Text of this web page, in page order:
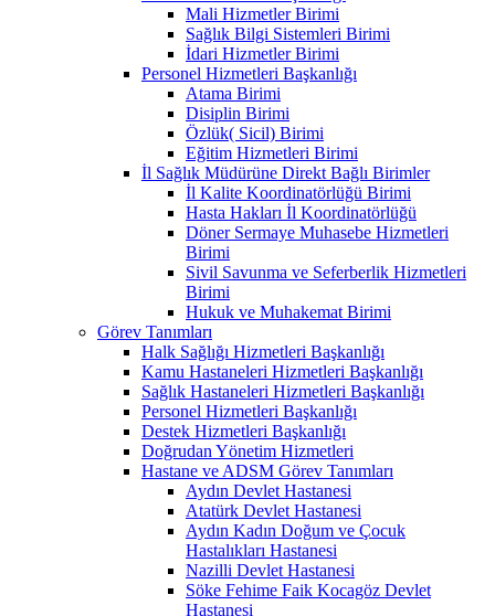
Mali Hizmetler Birimi
Sağlık Bilgi Sistemleri Birimi
İdari Hizmetler Birimi
Personel Hizmetleri Başkanlığı
Atama Birimi
Disiplin Birimi
Özlük( Sicil) Birimi
Eğitim Hizmetleri Birimi
İl Sağlık Müdürüne Direkt Bağlı Birimler
İl Kalite Koordinatörlüğü Birimi
Hasta Hakları İl Koordinatörlüğü
Döner Sermaye Muhasebe Hizmetleri
Birimi
Sivil Savunma ve Seferberlik Hizmetleri
Birimi
Hukuk ve Muhakemat Birimi
Görev Tanımları
Halk Sağlığı Hizmetleri Başkanlığı
Kamu Hastaneleri Hizmetleri Başkanlığı
Sağlık Hastaneleri Hizmetleri Başkanlığı
Personel Hizmetleri Başkanlığı
Destek Hizmetleri Başkanlığı
Doğrudan Yönetim Hizmetleri
Hastane ve ADSM Görev Tanımları
Aydın Devlet Hastanesi
Atatürk Devlet Hastanesi
Aydın Kadın Doğum ve Çocuk
Hastalıkları Hastanesi
Nazilli Devlet Hastanesi
Söke Fehime Faik Kocagöz Devlet
Hastanesi